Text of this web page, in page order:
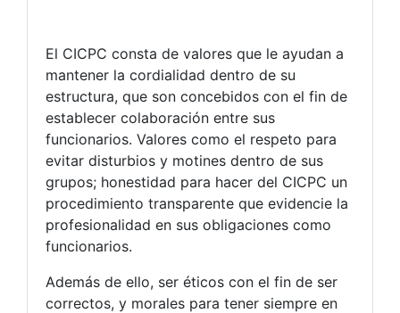
El CICPC consta de valores que le ayudan a
mantener la cordialidad dentro de su
estructura, que son concebidos con el fin de
establecer colaboración entre sus
funcionarios. Valores como el respeto para
evitar disturbios y motines dentro de sus
grupos; honestidad para hacer del CICPC un
procedimiento transparente que evidencie la
profesionalidad en sus obligaciones como
funcionarios.
Además de ello, ser éticos con el fin de ser
correctos, y morales para tener siempre en